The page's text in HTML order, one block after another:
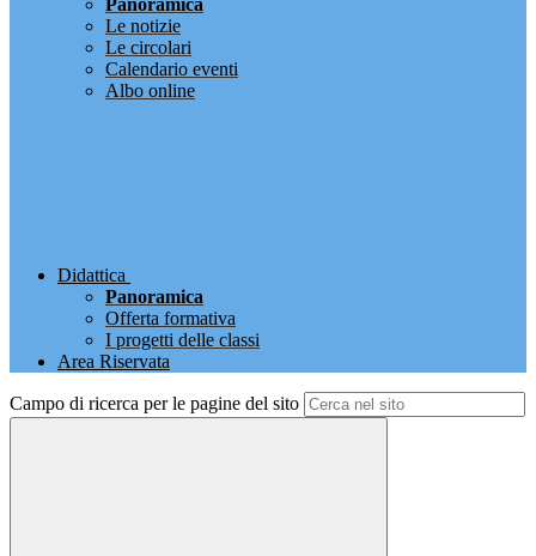
Panoramica
Le notizie
Le circolari
Calendario eventi
Albo online
Didattica
Panoramica
Offerta formativa
I progetti delle classi
Area Riservata
Campo di ricerca per le pagine del sito